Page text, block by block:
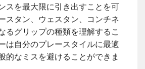
スを最大限に引き出すことを可
スタン、ウェスタン、コンチネ
るグリップの種類を理解するこ
は自分のプレースタイルに最適
的なミスを避けることができま